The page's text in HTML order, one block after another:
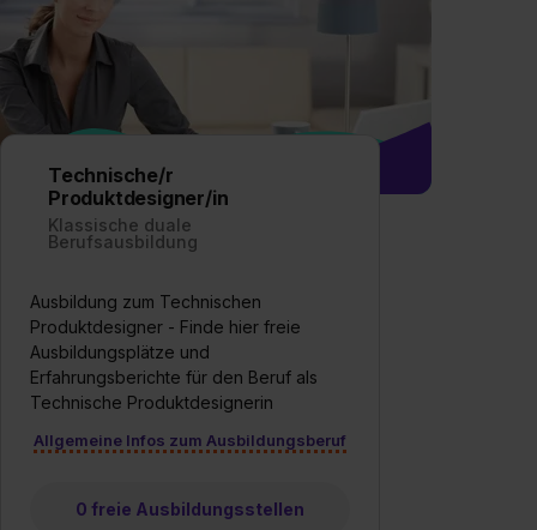
Technische/r
Produktdesigner/in
Klassische duale
Berufsausbildung
Ausbildung zum Technischen
Produktdesigner - Finde hier freie
Ausbildungsplätze und
Erfahrungsberichte für den Beruf als
Technische Produktdesignerin
Allgemeine Infos zum Ausbildungsberuf
0 freie Ausbildungsstellen